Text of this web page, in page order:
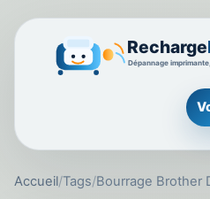
Accueil/Tags/Bourrage Brother